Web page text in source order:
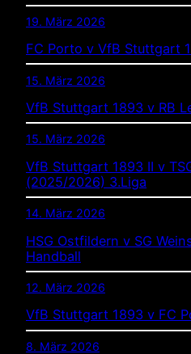
19. März 2026
FC Porto v VfB Stuttgart
15. März 2026
VfB Stuttgart 1893 v RB
15. März 2026
VfB Stuttgart 1893 II v
(2025/2026) 3.Liga
14. März 2026
HSG Ostfildern v SG
Handball
12. März 2026
VfB Stuttgart 1893 v FC
8. März 2026